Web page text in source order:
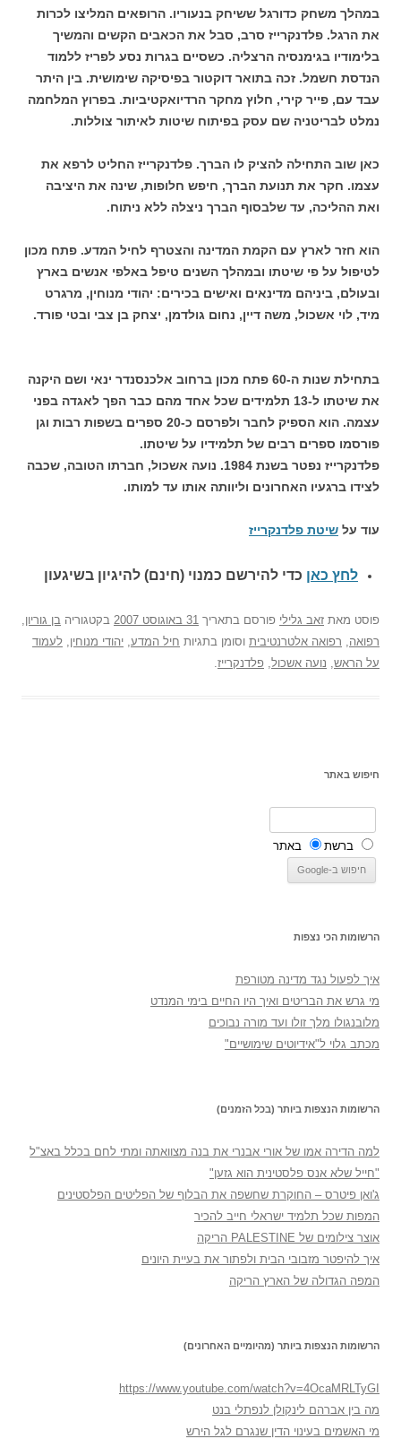
במהלך משחק כדורגל ששיחק בנעוריו. הרופאים המליצו לכרות
את הרגל. פלדנקרייז סרב, סבל את הכאבים הקשים והמשיך
בלימודיו בגימנסיה הרצליה. כשסיים בגרות נסע לפריז ללמוד
הנדסת חשמל. זכה בתואר דוקטור בפיסיקה שימושית. בין היתר
עבד עם, פייר קירי, חלוץ מחקר הרדיואקטיביות. בפרוץ המלחמה
נמלט לבריטניה שם עסק בפיתוח שיטות לאיתור צוללות.
כאן שוב התחילה להציק לו הברך. פלדנקרייז החליט לרפא את
עצמו. חקר את תנועת הברך, חיפש חלופות, שינה את היציבה
ואת ההליכה, עד שלבסוף הברך ניצלה ללא ניתוח.
הוא חזר לארץ עם הקמת המדינה והצטרף לחיל המדע. פתח מכון
לטיפול על פי שיטתו ובמהלך השנים טיפל באלפי אנשים בארץ
ובעולם, ביניהם מדינאים ואישים בכירים: יהודי מנוחין, מרגרט
מיד, לוי אשכול, משה דיין, נחום גולדמן, יצחק בן צבי ובטי פורד.
בתחילת שנות ה-60 פתח מכון ברחוב אלכנסנדר ינאי ושם היקנה
את שיטתו ל-13 תלמידים שכל אחד מהם כבר הפך לאגדה בפני
עצמה. הוא הספיק לחבר ולפרסם כ-20 ספרים בשפות רבות וגן
פורסמו ספרים רבים של תלמידיו על שיטתו.
פלדנקרייז נפטר בשנת 1984. נועה אשכול, חברתו הטובה, שכבה
לצידו ברגעיו האחרונים וליוותה אותו עד למותו.
עוד על שיטת פלדנקרייז
לחץ כאן כדי להירשם כמנוי (חינם) להיגיון בשיגעון
פוסט מאת זאב גלילי פורסם בתאריך 31 באוגוסט 2007 בקטגוריה בן גוריון
רפואה
רפואה אלטרנטיבית וסומן בתגיות חיל המדע יהודי מנוחין לעמוד
על הראש נועה אשכול פלדנקרייז
חיפוש באתר
ברשת באתר
הרשומות הכי נצפות
איך לפעול נגד מדינה מטורפת
מי גרש את הבריטים ואיך היו החיים בימי המנדט
מלובנגולו מלך זולו ועד מורה נבוכים
מכתב גלוי ל"אידיוטים שימושיים"
הרשומות הנצפות ביותר (בכל הזמנים)
למה הדירה אמו של אורי אבנרי את בנה מצוואתה ומתי לחם בכלל באצ"ל
"חייל שלא אנס פלסטינית הוא גזען"
ג'ואן פיטרס – החוקרת שחשפה את הבלוף של הפליטים הפלסטינים
המפות שכל תלמיד ישראלי חייב להכיר
אוצר צילומים של PALESTINE הריקה
איך להיפטר מזבובי הבית ולפתור את בעיית היונים
המפה הגדולה של הארץ הריקה
הרשומות הנצפות ביותר (מהיומיים האחרונים)
https://www.youtube.com/watch?v=4OcaMRLTyGI
מה בין אברהם לינקולן לנפתלי בנט
מי האשמים בעינוי הדין שנגרם לגל הירש